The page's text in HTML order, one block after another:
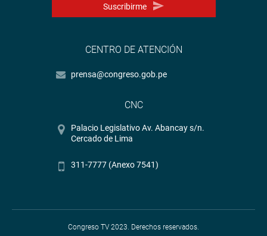
Suscribirme
CENTRO DE ATENCIÓN
prensa@congreso.gob.pe
CNC
Palacio Legislativo Av. Abancay s/n.
Cercado de Lima
311-7777 (Anexo 7541)
Congreso TV 2023. Derechos reservados.